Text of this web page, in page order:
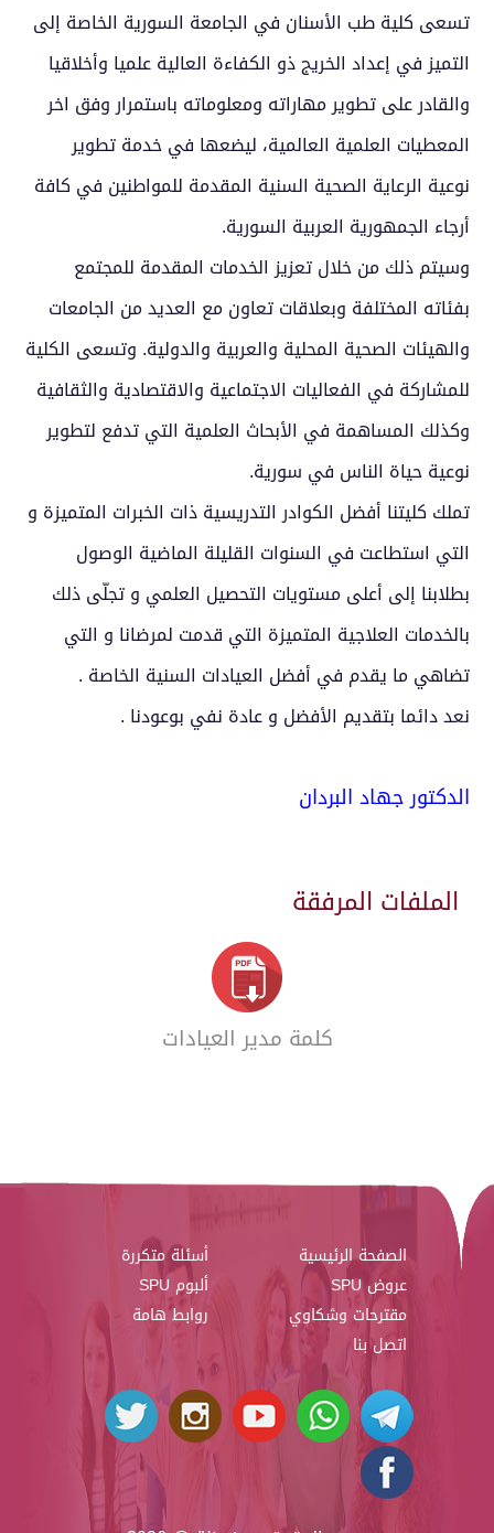
تسعى كلية طب الأسنان في الجامعة السورية الخاصة إلى
التميز في إعداد الخريج ذو الكفاءة العالية علميا وأخلاقيا
والقادر على تطوير مهاراته ومعلوماته باستمرار وفق اخر
المعطيات العلمية العالمية، ليضعها في خدمة تطوير
نوعية الرعاية الصحية السنية المقدمة للمواطنين في كافة
أرجاء الجمهورية العربية السورية.
وسيتم ذلك من خلال تعزيز الخدمات المقدمة للمجتمع
بفئاته المختلفة وبعلاقات تعاون مع العديد من الجامعات
والهيئات الصحية المحلية والعربية والدولية. وتسعى الكلية
للمشاركة في الفعاليات الاجتماعية والاقتصادية والثقافية
وكذلك المساهمة في الأبحاث العلمية التي تدفع لتطوير
نوعية حياة الناس في سورية.
تملك كليتنا أفضل الكوادر التدريسية ذات الخبرات المتميزة و
التي استطاعت في السنوات القليلة الماضية الوصول
بطلابنا إلى أعلى مستويات التحصيل العلمي و تجلّى ذلك
بالخدمات العلاجية المتميزة التي قدمت لمرضانا و التي
تضاهي ما يقدم في أفضل العيادات السنية الخاصة .
نعد دائما بتقديم الأفضل و عادة نفي بوعودنا .
الدكتور جهاد البردان
الملفات المرفقة
كلمة مدير العيادات
الصفحة الرئيسية
أسئلة متكررة
عروض SPU
ألبوم SPU
مقترحات وشكاوي
روابط هامة
اتصل بنا